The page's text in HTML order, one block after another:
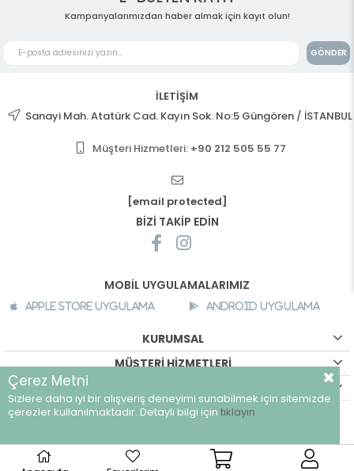
Kampanyalarımızdan haber almak için kayıt olun!
GÖNDER
İLETİŞİM
Sanayi Mah. Atatürk Cad. Kayın Sok. No:5 Güngören / İSTANBUL
Müşteri Hizmetleri: +90 212 505 55 77
[email protected]
BİZİ TAKİP EDİN
MOBİL UYGULAMALARIMIZ
Apple Store Uygulama Android Uygulama
KURUMSAL
MÜŞTERİ HİZMETLERİ
©breeze.com.tr - Tüm hakları saklıdır.
Çerez Metni
Sizlere daha iyi bir alışveriş deneyimi sunabilmek için sitemizde
çerezler kullanılmaktadır. Detaylı bilgi için tıklayın